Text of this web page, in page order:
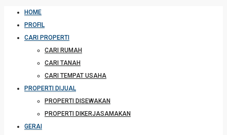
HOME
PROFIL
CARI PROPERTI
CARI RUMAH
CARI TANAH
CARI TEMPAT USAHA
PROPERTI DIJUAL
PROPERTI DISEWAKAN
PROPERTI DIKERJASAMAKAN
GERAI